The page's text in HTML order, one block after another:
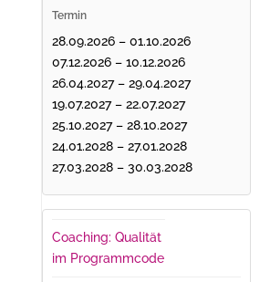
28.09.2026 – 01.10.2026
07.12.2026 – 10.12.2026
26.04.2027 – 29.04.2027
19.07.2027 – 22.07.2027
25.10.2027 – 28.10.2027
24.01.2028 – 27.01.2028
27.03.2028 – 30.03.2028
Coaching: Qualität
im Programmcode